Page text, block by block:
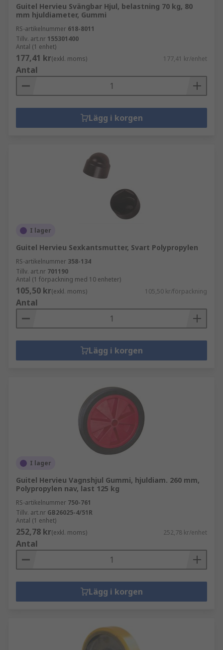
Guitel Hervieu Svängbar Hjul, belastning 70 kg, 80
mm hjuldiameter, Gummi
RS-artikelnummer 618-8011
Tillv. art.nr 155301400
Antal (1 enhet)
177,41 kr(exkl. moms) 177,41 kr/enhet
Antal
Lägg i korgen
I lager
Guitel Hervieu Sexkantsmutter, Svart Polypropylen
RS-artikelnummer 358-134
Tillv. art.nr 701190
Antal (1 förpackning med 10 enheter)
105,50 kr(exkl. moms) 105,50 kr/förpackning
Antal
Lägg i korgen
I lager
Guitel Hervieu Vagnshjul Gummi, hjuldiam. 260 mm,
Polypropylen nav, last 125 kg
RS-artikelnummer 750-761
Tillv. art.nr GB26025-4/51R
Antal (1 enhet)
252,78 kr(exkl. moms) 252,78 kr/enhet
Antal
Lägg i korgen